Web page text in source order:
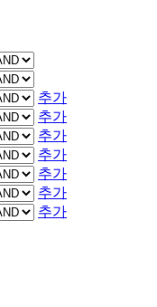
추가
추가
추가
추가
추가
추가
추가